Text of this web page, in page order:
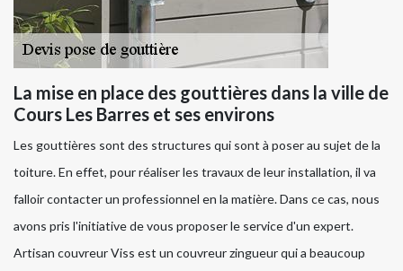
La mise en place des gouttières dans la ville de
Cours Les Barres et ses environs
Les gouttières sont des structures qui sont à poser au sujet de la
toiture. En effet, pour réaliser les travaux de leur installation, il va
falloir contacter un professionnel en la matière. Dans ce cas, nous
avons pris l'initiative de vous proposer le service d'un expert.
Artisan couvreur Viss est un couvreur zingueur qui a beaucoup